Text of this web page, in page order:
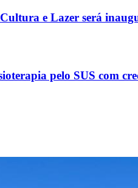
e Lazer será
pelo SUS com